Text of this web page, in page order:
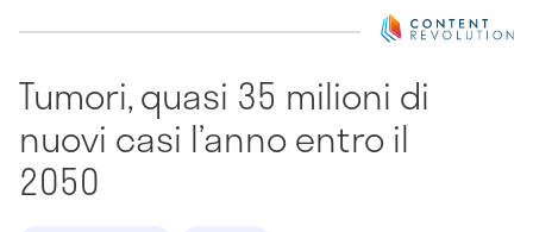
Tumori, quasi 35 milioni di
nuovi casi l’anno entro il
2050